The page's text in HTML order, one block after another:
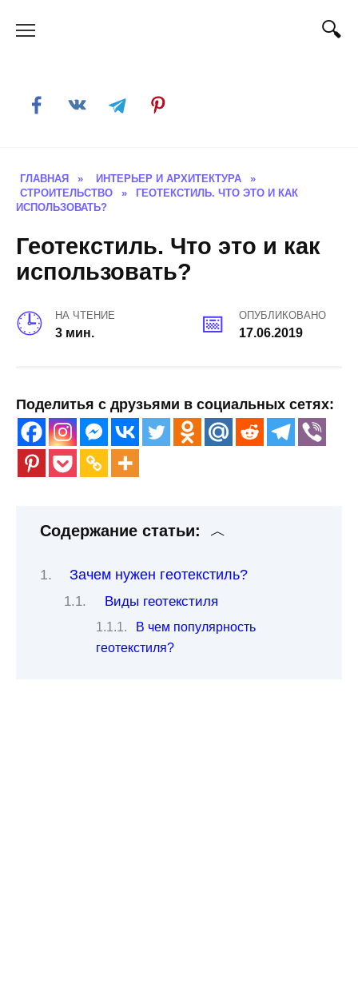
ГЛАВНАЯ » ИНТЕРЬЕР И АРХИТЕКТУРА
»
СТРОИТЕЛЬСТВО
»
ГЕОТЕКСТИЛЬ. ЧТО ЭТО И КАК
ИСПОЛЬЗОВАТЬ?
Геотекстиль. Что это и как
использовать?
НА ЧТЕНИЕ
3 мин.
ОПУБЛИКОВАНО
17.06.2019
Поделитья с друзьями в социальных сетях:
Содержание статьи:
Зачем нужен геотекстиль?
Виды геотекстиля
В чем популярность
геотекстиля?